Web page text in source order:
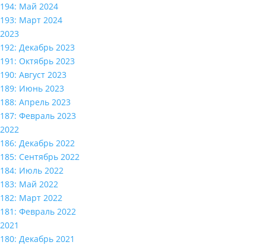
194: Май 2024
193: Март 2024
2023
192: Декабрь 2023
191: Октябрь 2023
190: Август 2023
189: Июнь 2023
188: Апрель 2023
187: Февраль 2023
2022
186: Декабрь 2022
185: Сентябрь 2022
184: Июль 2022
183: Май 2022
182: Март 2022
181: Февраль 2022
2021
180: Декабрь 2021